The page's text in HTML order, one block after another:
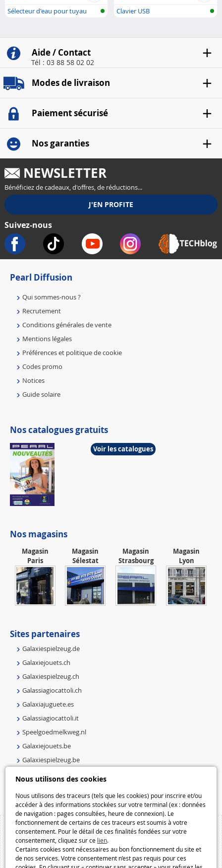
Nous utilisons des cookies
Nous utilisons des traceurs (tels que les cookies) pour inscrire et/ou
accéder à des informations stockées sur votre terminal (ex : données
de navigation : pages consultées, heure de connexion). Le
fonctionnement de certains de ces traceurs est soumis à votre
consentement. Pour le détail de ces finalités fondées sur votre
consentement, cliquez sur ce lien.
Certains cookies sont nécessaires au bon fonctionnement du site et
de nos services. Votre consentement n’est pas requis pour ces
Sélecteur d'eau pour tuyau
Clavier USB
Aide / Contact
Tél : 03 88 58 02 02
Modes de livraison
Paiement sécurisé
Nos garanties
NEWSLETTER
Bénéficiez de cadeaux, d'offres, de réductions...
Suivez-nous
Pearl Diffusion
Qui sommes-nous ?
Recrutement
Conditions générales de vente
Mentions légales
Préférences et politique de cookie
Codes promo
Notices
Guide solaire
Nos catalogues gratuits
Voir les catalogues
Nos magasins
Magasin
Paris
Magasin
Sélestat
Magasin
Strasbourg
Magasin
Lyon
Sites partenaires
Galaxiespielzeug.de
Galaxiejouets.ch
Galaxiespielzeug.ch
Galassiagiocattoli.ch
Galaxiajuguete.es
Galassiagiocattoli.it
Speelgoedmelkweg.nl
Galaxiejouets.be
Galaxiespielzeug.be